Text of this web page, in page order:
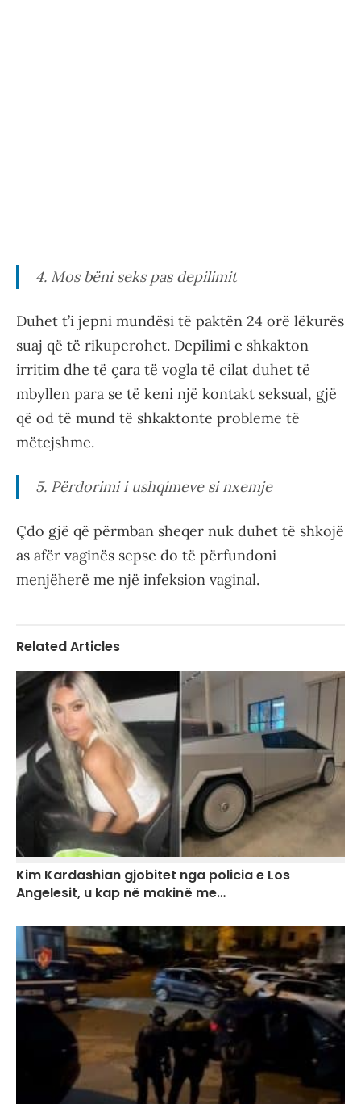
4. Mos bëni seks pas depilimit
Duhet t’i jepni mundësi të paktën 24 orë lëkurës
suaj që të rikuperohet. Depilimi e shkakton
irritim dhe të çara të vogla të cilat duhet të
mbyllen para se të keni një kontakt seksual, gjë
që od të mund të shkaktonte probleme të
mëtejshme.
5. Përdorimi i ushqimeve si nxemje
Çdo gjë që përmban sheqer nuk duhet të shkojë
as afër vaginës sepse do të përfundoni
menjëherë me një infeksion vaginal.
Related Articles
Kim Kardashian gjobitet nga policia e Los
Angelesit, u kap në makinë me…